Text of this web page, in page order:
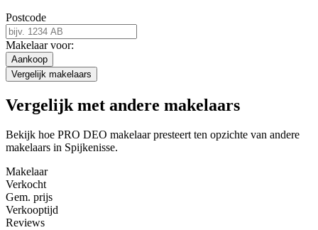
Postcode
Makelaar voor:
Aankoop
Vergelijk makelaars
Vergelijk met andere makelaars
Bekijk hoe PRO DEO makelaar presteert ten opzichte van andere
makelaars in Spijkenisse.
Makelaar
Verkocht
Gem. prijs
Verkooptijd
Reviews